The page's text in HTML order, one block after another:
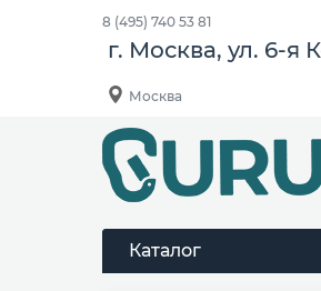
8 (495) 740 53 81
г. Москва, ул. 6-я
Москва
Каталог